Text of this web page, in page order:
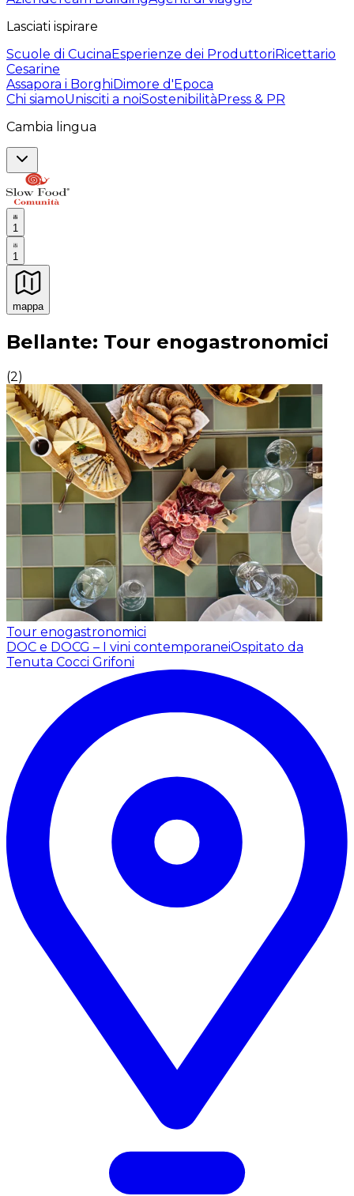
Lasciati ispirare
Scuole di CucinaEsperienze dei ProduttoriRicettario
Cesarine
Assapora i BorghiDimore d'Epoca
Chi siamoUnisciti a noiSostenibilitàPress & PR
Cambia lingua
1
1
mappa
Esperienze culinarie indimenticabili: Esperienze
Bellante: Tour enogastronomici
(2)
Tour enogastronomici
DOC e DOCG – I vini contemporaneiOspitato da
Tenuta Cocci Grifoni